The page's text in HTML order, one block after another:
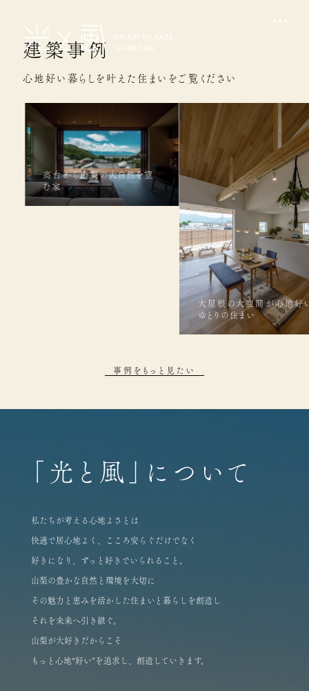
建築事例
心地好い暮らしを叶えた住まいをご覧ください
高台から山梨の大自然を望
む家
大屋根の大空間が心地好
ゆとりの住まい
事例をもっと見たい
「光と風」について
私たちが考える心地よさとは
快適で居心地よく、こころ安らぐだけでなく
好きになり、ずっと好きでいられること。
山梨の豊かな自然と環境を大切に
その魅力と恵みを活かした住まいと暮らしを創造し
それを未来へ引き継ぐ。
山梨が大好きだからこそ
もっと心地“好い”を追求し、創造していきます。